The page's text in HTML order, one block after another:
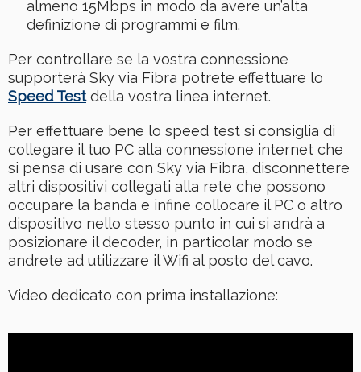
almeno 15Mbps in modo da avere un’alta
definizione di programmi e film.
Per controllare se la vostra connessione
supporterà Sky via Fibra potrete effettuare lo
Speed Testdella vostra linea internet.
Per effettuare bene lo speed test si consiglia di
collegare il tuo PC alla connessione internet che
si pensa di usare con Sky via Fibra, disconnettere
altri dispositivi collegati alla rete che possono
occupare la banda e infine collocare il PC o altro
dispositivo nello stesso punto in cui si andrà a
posizionare il decoder, in particolar modo se
andrete ad utilizzare il Wifi al posto del cavo.
Video dedicato con prima installazione: